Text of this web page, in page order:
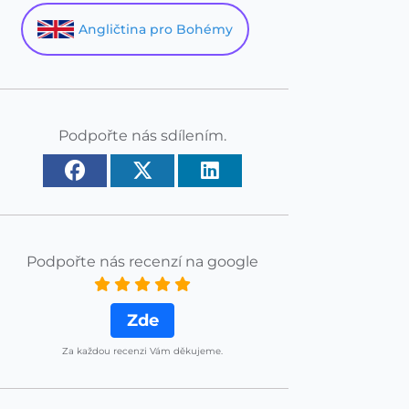
Angličtina pro Bohémy
Podpořte nás sdílením.
Podpořte nás recenzí na google
Zde
Za každou recenzi Vám děkujeme.